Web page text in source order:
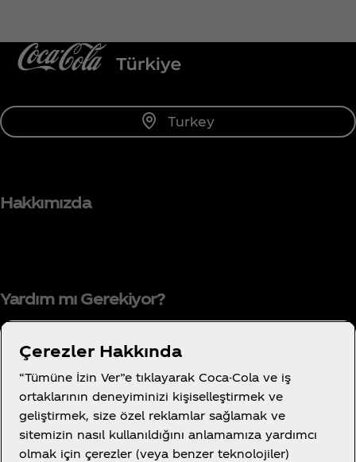
Turkey
Hakkımızda
Yardım mı Gerekiyor?
Kullanım Koşulları
Tüketici Gizlilik Bildirimi
Tanımlama Bilgisi Ayarları
Çerezler Hakkında
“Tümüne İzin Ver”e tıklayarak Coca-Cola ve iş
ortaklarının deneyiminizi kişiselleştirmek ve
geliştirmek, size özel reklamlar sağlamak ve
sitemizin nasıl kullanıldığını anlamamıza yardımcı
olmak için çerezler (veya benzer teknolojiler)